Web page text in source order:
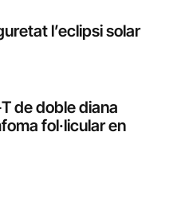
l’eclipsi solar
de doble diana
fol·licular en